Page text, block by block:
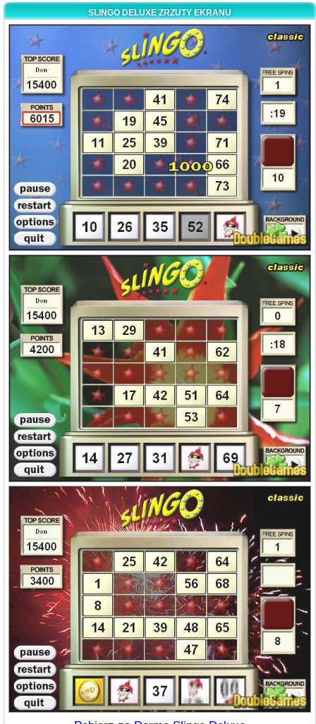
SLINGO DELUXE ZRZUTY EKRANU